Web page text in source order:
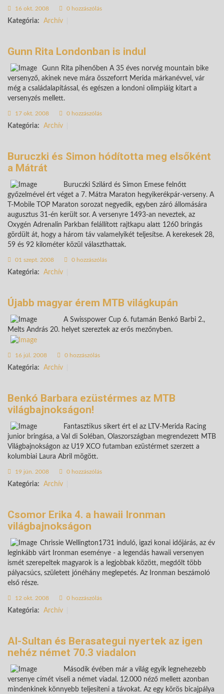
16 okt. 2008 0 hozzászólás
Kategória: Archív
Gunn Rita Londonban is indul
Gunn Rita pihenőben A 35 éves norvég mountain bike
versenyző, akinek neve mára összeforrt Merida márkanévvel, vár
még a családalapítással, és egészen a londoni olimpiáig kitart a
versenyzés mellett.
17 okt. 2008 0 hozzászólás
Kategória: Archív
Buruczki és Simon hódította meg elsőként
a Mátrát
Buruczki Szilárd és Simon Emese felnőtt
győzelmével ért véget a 7. Mátra Maraton hegyikerékpár-verseny. A
T-Mobile TOP Maraton sorozat negyedik, egyben záró állomására
augusztus 31-én került sor. A versenyre 1493-an neveztek, az
Oxygén Adrenalin Parkban felállított rajtkapu alatt 1260 bringás
gördült át, hogy a három táv valamelyikét teljesítse. A kerekesek 28,
59 és 92 kilométer közül választhattak.
01 szept. 2008 0 hozzászólás
Kategória: Archív
Újabb magyar érem MTB világkupán
A Swisspower Cup 6. futamán Benkó Barbi 2.,
Melts András 20. helyet szereztek az erős mezőnyben.
16 júl. 2008 0 hozzászólás
Kategória: Archív
Benkó Barbara ezüstérmes az MTB
világbajnokságon!
Fantasztikus sikert ért el az LTV-Merida Racing
junior bringása, a Val di Soléban, Olaszországban megrendezett MTB
Világbajnokságon az U19 XCO futamban ezüstérmet szerzett a
kolumbiai Laura Abril mögött.
19 jún. 2008 0 hozzászólás
Kategória: Archív
Csomor Erika 4. a hawaii Ironman
világbajnokságon
Chrissie Wellington1731 induló, igazi konai időjárás, az év
leginkább várt Ironman eseménye - a legendás hawaii versenyen
ismét szerepeltek magyarok is a legjobbak között, megdőlt több
pályacsúcs, született jónéhány meglepetés. Az Ironman beszámoló
első része.
12 okt. 2008 0 hozzászólás
Kategória: Archív
Al-Sultan és Berasategui nyertek az igen
nehéz német 70.3 viadalon
Második évében már a világ egyik legnehezebb
versenye címét viseli a német viadal. 12.000 néző mellett azonban
mindenkinek könnyebb teljesíteni a távokat. Az egy körös bicajpálya